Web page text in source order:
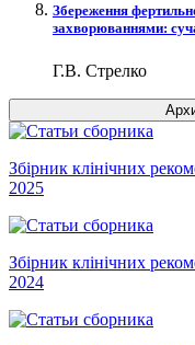
Збереження
захворюваннями:
Г.В. Стрелко
Збірник клінічних
2025
Збірник клінічних
2024